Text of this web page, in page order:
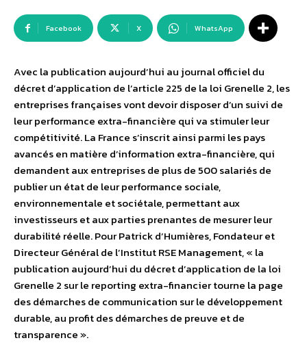
Facebook X WhatsApp
Avec la publication aujourd’hui au journal officiel du
décret d’application de l’article 225 de la loi Grenelle 2, les
entreprises françaises vont devoir disposer d’un suivi de
leur performance extra-financière qui va stimuler leur
compétitivité. La France s’inscrit ainsi parmi les pays
avancés en matière d’information extra-financière, qui
demandent aux entreprises de plus de 500 salariés de
publier un état de leur performance sociale,
environnementale et sociétale, permettant aux
investisseurs et aux parties prenantes de mesurer leur
durabilité réelle. Pour Patrick d’Humières, Fondateur et
Directeur Général de l’Institut RSE Management, « la
publication aujourd’hui du décret d’application de la loi
Grenelle 2 sur le reporting extra-financier tourne la page
des démarches de communication sur le développement
durable, au profit des démarches de preuve et de
transparence ».